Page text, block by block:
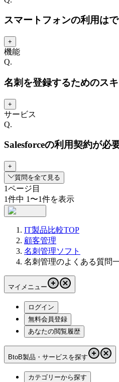
スマートフォンの利用は
+
機能
Q.
名刺を登録するためのス
+
サービス
Q.
Salesforceの利用契約が必
+
質問を全て見る
1ページ目
1件中 1 〜1件を表示
IT製品比較TOP
顧客管理
名刺管理ソフト
名刺管理のよくある質問
マイメニュー
ログイン
無料会員登録
あなたの閲覧履歴
BtoB製品・サービスを探す
カテゴリーから探す